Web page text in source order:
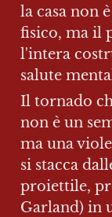
la casa non
fisico, ma il
l'intera
salute
Il tornado
non è un
ma una
si stacca
proiettile,
Garland) in